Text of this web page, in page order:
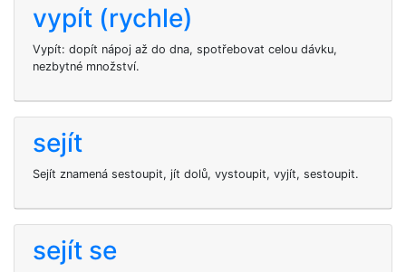
vypít (rychle)
Vypít: dopít nápoj až do dna, spotřebovat celou dávku,
nezbytné množství.
sejít
Sejít znamená sestoupit, jít dolů, vystoupit, vyjít, sestoupit.
sejít se